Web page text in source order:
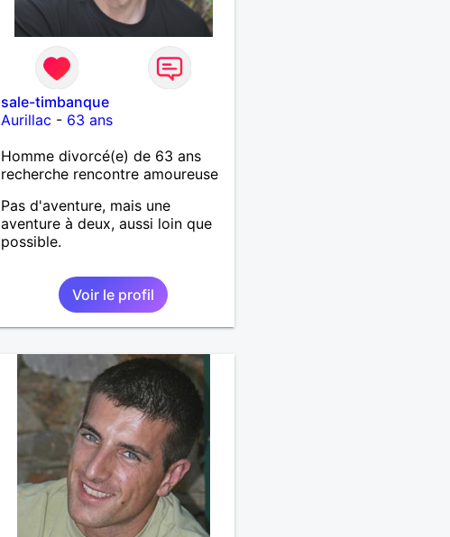
sale-timbanque
Aurillac - 63 ans
Homme divorcé(e) de 63 ans
recherche rencontre amoureuse
Pas d'aventure, mais une
aventure à deux, aussi loin que
possible.
Voir le profil